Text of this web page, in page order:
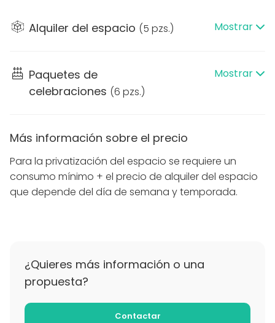
Alquiler del espacio (5 pzs.) Mostrar
Paquetes de
celebraciones (6 pzs.)
Mostrar
Más información sobre el precio
Para la privatización del espacio se requiere un
consumo mínimo + el precio de alquiler del espacio
que depende del día de semana y temporada.
¿Quieres más información o una
propuesta?
Contactar